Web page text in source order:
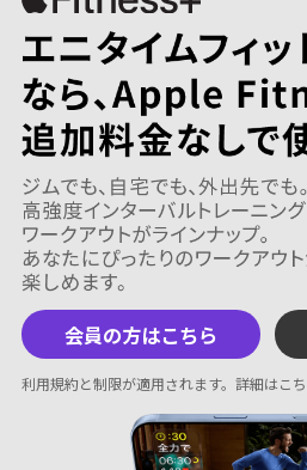
会員の方はこちら
利用規約と制限が適用されます。 詳細はこ